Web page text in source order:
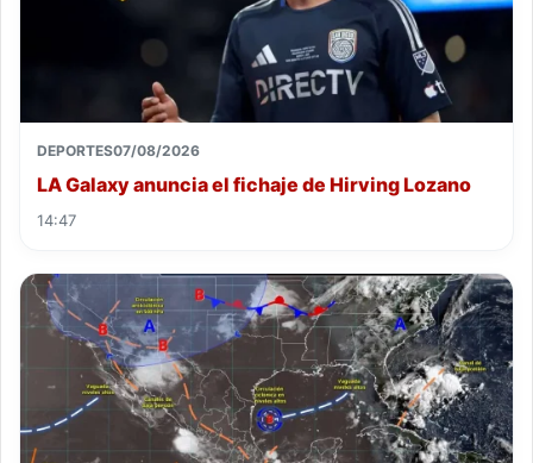
DEPORTES07/08/2026
LA Galaxy anuncia el fichaje de Hirving Lozano
14:47